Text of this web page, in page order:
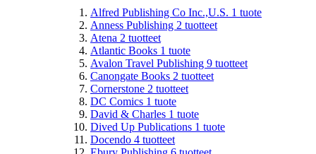
Alfred Publishing Co Inc.,U.S. 1 tuote
Anness Publishing 2 tuotteet
Atena 2 tuotteet
Atlantic Books 1 tuote
Avalon Travel Publishing 9 tuotteet
Canongate Books 2 tuotteet
Cornerstone 2 tuotteet
DC Comics 1 tuote
David & Charles 1 tuote
Dived Up Publications 1 tuote
Docendo 4 tuotteet